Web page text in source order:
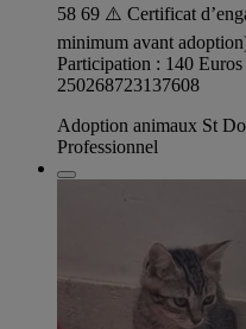
58 69 ⚠️ Certificat
minimum avant
Participation : 140 Euros
250268723137608
Adoption animaux St
Professionnel